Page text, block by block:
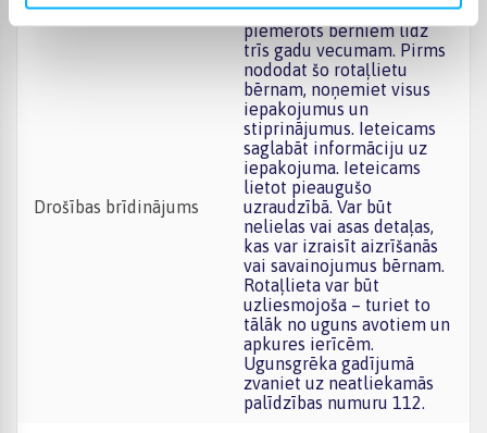
Drošības brīdinājums
Sīku detaļu dēļ tas nav
piemērots bērniem līdz
trīs gadu vecumam. Pirms
nododat šo rotaļlietu
bērnam, noņemiet visus
iepakojumus un
stiprinājumus. Ieteicams
saglabāt informāciju uz
iepakojuma. Ieteicams
lietot pieaugušo
uzraudzībā. Var būt
nelielas vai asas detaļas,
kas var izraisīt aizrīšanās
vai savainojumus bērnam.
Rotaļlieta var būt
uzliesmojoša – turiet to
tālāk no uguns avotiem un
apkures ierīcēm.
Ugunsgrēka gadījumā
zvaniet uz neatliekamās
palīdzības numuru 112.